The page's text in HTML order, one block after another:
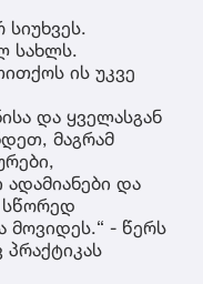
სახლს.
ის უკვე
და ყველასგან
მაგრამ
და
სწორედ
მოვიდეს.“ - წერს